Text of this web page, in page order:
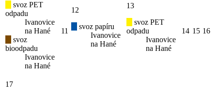
svoz PET
odpadu
Ivanovice
na Hané
svoz
bioodpadu
Ivanovice
na Hané
11
12
svoz papíru
Ivanovice
na Hané
13
svoz PET
odpadu
Ivanovice
na Hané
14 15 16
17